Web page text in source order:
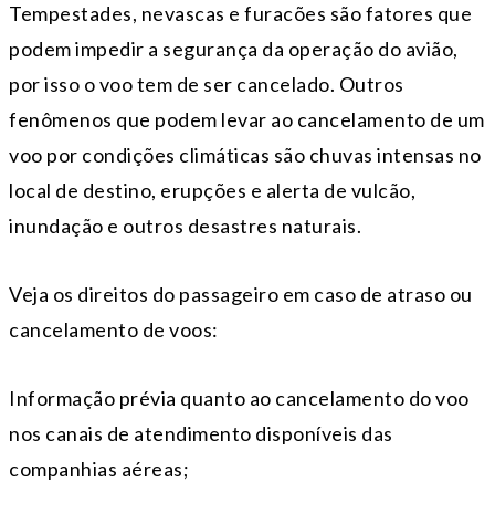
Tempestades, nevascas e furacões são fatores que
podem impedir a segurança da operação do avião,
por isso o voo tem de ser cancelado. Outros
fenômenos que podem levar ao cancelamento de um
voo por condições climáticas são chuvas intensas no
local de destino, erupções e alerta de vulcão,
inundação e outros desastres naturais.
Veja os direitos do passageiro em caso de atraso ou
cancelamento de voos:
Informação prévia quanto ao cancelamento do voo
nos canais de atendimento disponíveis das
companhias aéreas;